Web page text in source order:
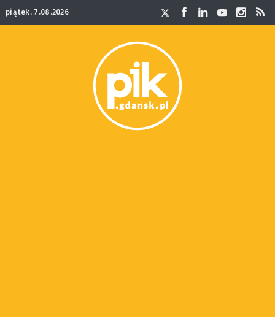
piątek, 7.08.2026